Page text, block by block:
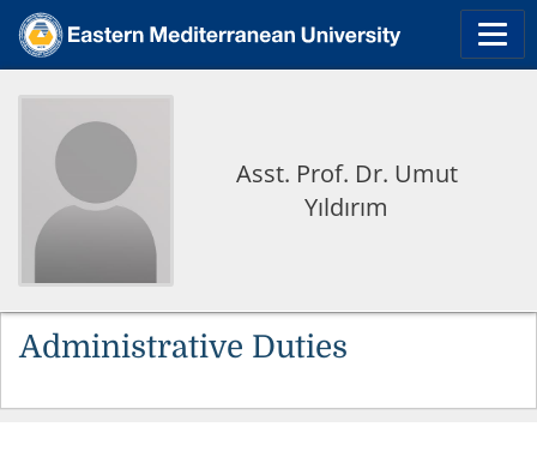
Asst. Prof. Dr. Umut
Yıldırım
Administrative Duties